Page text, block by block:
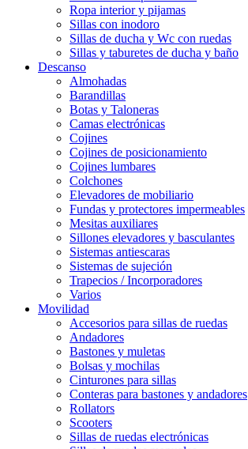
Ropa interior y pijamas
Sillas con inodoro
Sillas de ducha y Wc con ruedas
Sillas y taburetes de ducha y baño
Descanso
Almohadas
Barandillas
Botas y Taloneras
Camas electrónicas
Cojines
Cojines de posicionamiento
Cojines lumbares
Colchones
Elevadores de mobiliario
Fundas y protectores impermeables
Mesitas auxiliares
Sillones elevadores y basculantes
Sistemas antiescaras
Sistemas de sujeción
Trapecios / Incorporadores
Varios
Movilidad
Accesorios para sillas de ruedas
Andadores
Bastones y muletas
Bolsas y mochilas
Cinturones para sillas
Conteras para bastones y andadores
Rollators
Scooters
Sillas de ruedas electrónicas